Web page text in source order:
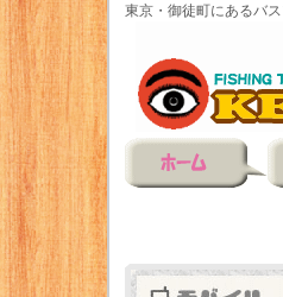
東京・御徒町にあるバ